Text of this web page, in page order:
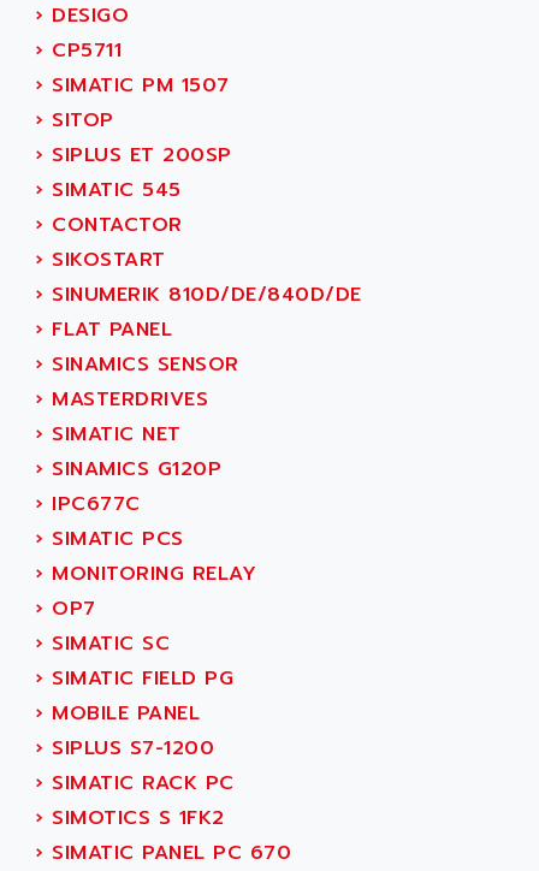
SMC100
690 SERIE
ECODRIVE
CHARGEUR
NUM 720
SINUMERIK 802
PCS950
DIGITAX
BUC
RAC3
PANELVIEW 550
AC SERVO
AXODYN
SMD
8200 VECTOR
GP2000 SERIE
C50
SMARTDRIVE VF1000
NUMECOR
MINICOR
631
DBS
CQM1H
ESG
TP27
› DESIGO
› CP5711
› SIMATIC PM 1507
› SITOP
› SIPLUS ET 200SP
› SIMATIC 545
› CONTACTOR
› SIKOSTART
› SINUMERIK 810D/DE/840D/DE
› FLAT PANEL
› SINAMICS SENSOR
› MASTERDRIVES
› SIMATIC NET
› SINAMICS G120P
› IPC677C
› SIMATIC PCS
› MONITORING RELAY
› OP7
› SIMATIC SC
› SIMATIC FIELD PG
› MOBILE PANEL
› SIPLUS S7-1200
› SIMATIC RACK PC
› SIMOTICS S 1FK2
› SIMATIC PANEL PC 670